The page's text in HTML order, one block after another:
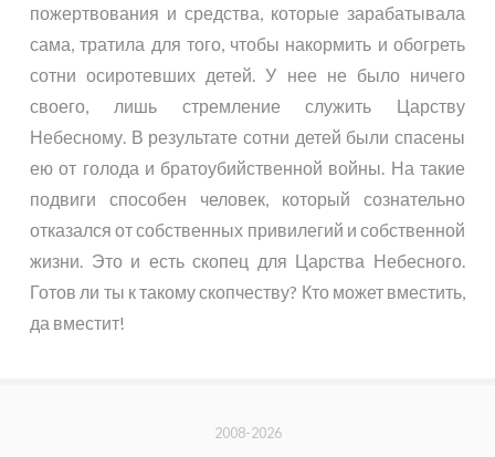
пожертвования и средства, которые зарабатывала
сама, тратила для того, чтобы накормить и обогреть
сотни осиротевших детей. У нее не было ничего
своего, лишь стремление служить Царству
Небесному. В результате сотни детей были спасены
ею от голода и братоубийственной войны. На такие
подвиги способен человек, который сознательно
отказался от собственных привилегий и собственной
жизни. Это и есть скопец для Царства Небесного.
Готов ли ты к такому скопчеству? Кто может вместить,
да вместит!
2008-2026